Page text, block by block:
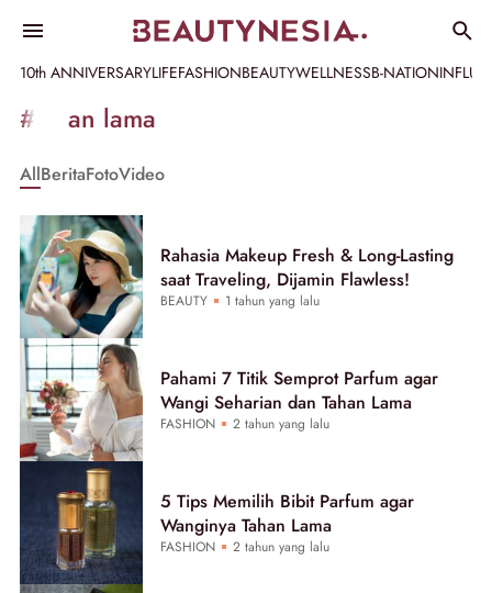
10th ANNIVERSARYLIFEFASHIONBEAUTYWELLNESSB-NATION
Informasi
[GET_DATA_TITLE]
Beautynesia
#tahan lama
AllBeritaFotoVideo
Rahasia Makeup Fresh & Long-Lasting
saat Traveling, Dijamin Flawless!
BEAUTY 1 tahun yang lalu
Pahami 7 Titik Semprot Parfum agar
Wangi Seharian dan Tahan Lama
FASHION 2 tahun yang lalu
5 Tips Memilih Bibit Parfum agar
Wanginya Tahan Lama
FASHION 2 tahun yang lalu